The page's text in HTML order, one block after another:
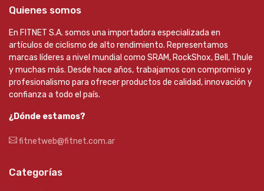
Quienes somos
En FITNET S.A. somos una importadora especializada en
artículos de ciclismo de alto rendimiento. Representamos
marcas líderes a nivel mundial como SRAM, RockShox, Bell, Thule
y muchas más. Desde hace años, trabajamos con compromiso y
profesionalismo para ofrecer productos de calidad, innovación y
confianza a todo el país.
¿Dónde estamos?
fitnetweb@fitnet.com.ar
Categorías